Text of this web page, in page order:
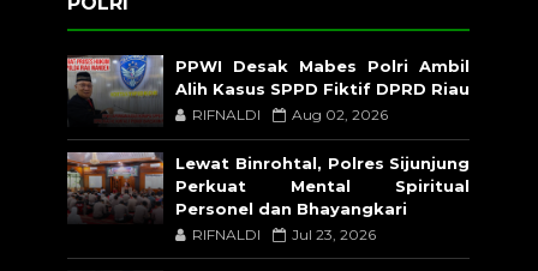
PPWI Desak Mabes Polri Ambil
Alih Kasus SPPD Fiktif DPRD Riau
RIFNALDI Aug 02, 2026
Lewat Binrohtal, Polres Sijunjung
Perkuat Mental Spiritual
Personel dan Bhayangkari
RIFNALDI Jul 23, 2026